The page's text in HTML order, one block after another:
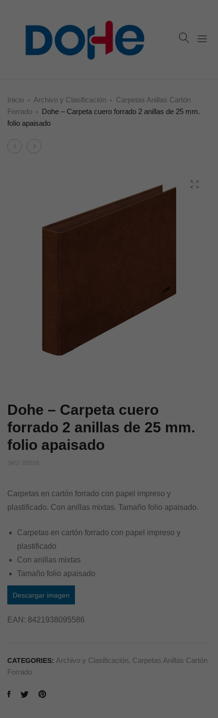
Inicio Archivo y Clasificación
Carpetas Anillas Cartón
Forrado
Dohe – Carpeta cuero forrado 2 anillas de 25 mm.
folio apaisado
Product
Dohe
Dohe
anillas
Dohe – Carpeta cuero
forrado 2 anillas de 25 mm.
folio apaisado
SKU: 09558
Carpetas en cartón forrado con papel impreso y
plastificado. Con anillas mixtas. Tamaño folio apaisado.
Carpetas en cartón forrado con papel impreso y
plastificado
Con anillas mixtas
Tamaño folio apaisado
Descargar imagen
EAN: 8421938095586
CATEGORIES: Archivo y Clasificación, Carpetas Anillas Cartón
Forrado